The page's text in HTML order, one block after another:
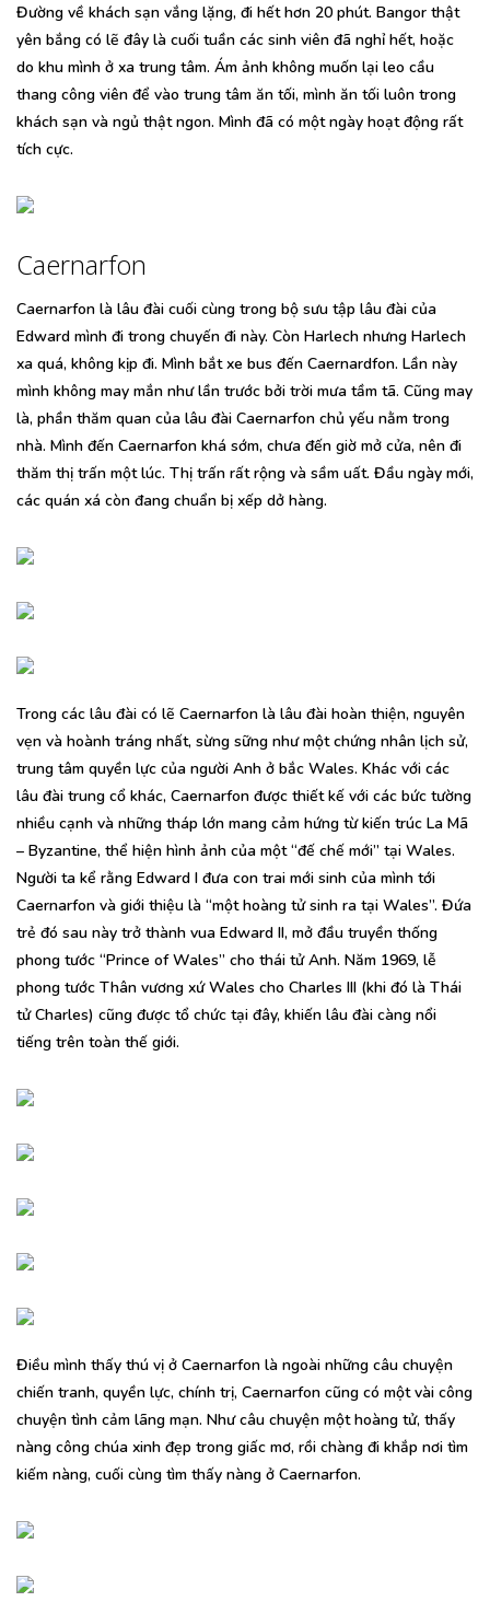
Đường về khách sạn vắng lặng, đi hết hơn 20 phút. Bangor thật
yên bắng có lẽ đây là cuối tuần các sinh viên đã nghỉ hết, hoặc
do khu mình ở xa trung tâm. Ám ảnh không muốn lại leo cầu
thang công viên để vào trung tâm ăn tối, mình ăn tối luôn trong
khách sạn và ngủ thật ngon. Mình đã có một ngày hoạt động rất
tích cực.
Caernarfon
Caernarfon là lâu đài cuối cùng trong bộ sưu tập lâu đài của
Edward mình đi trong chuyến đi này. Còn Harlech nhưng Harlech
xa quá, không kịp đi. Mình bắt xe bus đến Caernardfon. Lần này
mình không may mắn như lần trước bởi trời mưa tầm tã. Cũng may
là, phần thăm quan của lâu đài Caernarfon chủ yếu nằm trong
nhà. Mình đến Caernarfon khá sớm, chưa đến giờ mở cửa, nên đi
thăm thị trấn một lúc. Thị trấn rất rộng và sầm uất. Đầu ngày mới,
các quán xá còn đang chuẩn bị xếp dở hàng.
Trong các lâu đài có lẽ Caernarfon là lâu đài hoàn thiện, nguyên
vẹn và hoành tráng nhất, sừng sững như một chứng nhân lịch sử,
trung tâm quyền lực của người Anh ở bắc Wales. Khác với các
lâu đài trung cổ khác, Caernarfon được thiết kế với các bức tường
nhiều cạnh và những tháp lớn mang cảm hứng từ kiến trúc La Mã
– Byzantine, thể hiện hình ảnh của một “đế chế mới” tại Wales.
Người ta kể rằng Edward I đưa con trai mới sinh của mình tới
Caernarfon và giới thiệu là “một hoàng tử sinh ra tại Wales”. Đứa
trẻ đó sau này trở thành vua Edward II, mở đầu truyền thống
phong tước “Prince of Wales” cho thái tử Anh. Năm 1969, lễ
phong tước Thân vương xứ Wales cho Charles III (khi đó là Thái
tử Charles) cũng được tổ chức tại đây, khiến lâu đài càng nổi
tiếng trên toàn thế giới.
Điều mình thấy thú vị ở Caernarfon là ngoài những câu chuyện
chiến tranh, quyền lực, chính trị, Caernarfon cũng có một vài công
chuyện tình cảm lãng mạn. Như câu chuyện một hoàng tử, thấy
nàng công chúa xinh đẹp trong giấc mơ, rồi chàng đi khắp nơi tìm
kiếm nàng, cuối cùng tìm thấy nàng ở Caernarfon.